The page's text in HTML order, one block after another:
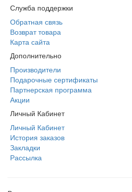
Служба поддержки
Обратная связь
Возврат товара
Карта сайта
Дополнительно
Производители
Подарочные сертификаты
Партнерская программа
Акции
Личный Кабинет
Личный Кабинет
История заказов
Закладки
Рассылка